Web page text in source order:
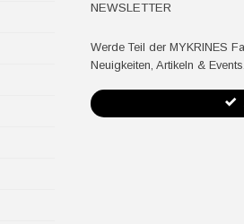
NEWSLETTER
Werde Teil der MYKRINES
Neuigkeiten, Artikeln & Events.